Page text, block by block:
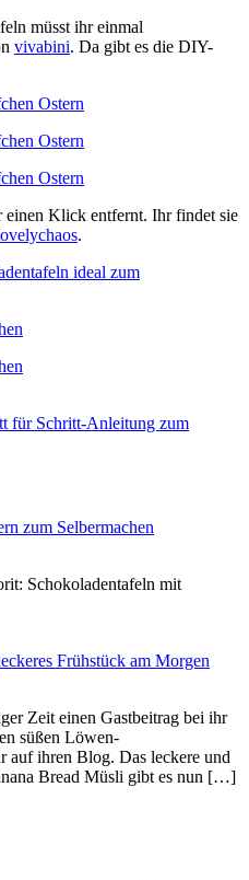
müsst ihr einmal
vivabini. Da gibt es die DIY-
Klick entfernt. Ihr findet sie
.
für Schritt-Anleitung zum
zum Selbermachen
Schokoladentafeln mit
Frühstück am Morgen
Zeit einen Gastbeitrag bei ihr
süßen Löwen-
auf ihren Blog. Das leckere und
Bread Müsli gibt es nun […]